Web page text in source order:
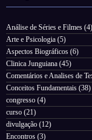
Análise de Séries e Filmes (4)
Arte e Psicologia (5)
Aspectos Biográficos (6)
Clinica Junguiana (45)
Comentários e Analises de
Conceitos Fundamentais (38)
congresso (4)
curso (21)
divulgação (12)
Encontros (3)